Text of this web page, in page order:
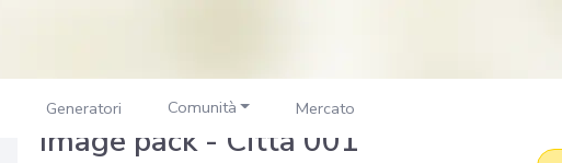
Generatori Comunità Mercato
Image pack - Città 001